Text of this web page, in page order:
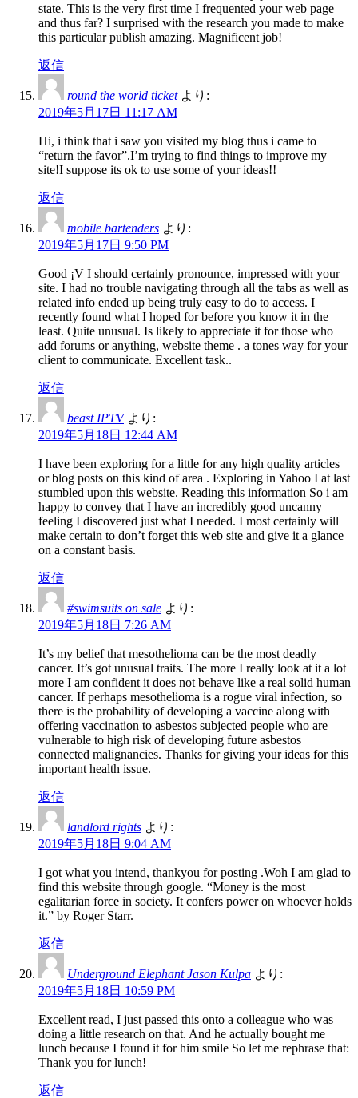
state. This is the very first time I frequented your web page
and thus far? I surprised with the research you made to make
this particular publish amazing. Magnificent job!
返信
round the world ticket より:
2019年5月17日 11:17 AM
Hi, i think that i saw you visited my blog thus i came to
“return the favor”.I’m trying to find things to improve my
site!I suppose its ok to use some of your ideas!!
返信
mobile bartenders より:
2019年5月17日 9:50 PM
Good ¡V I should certainly pronounce, impressed with your
site. I had no trouble navigating through all the tabs as well as
related info ended up being truly easy to do to access. I
recently found what I hoped for before you know it in the
least. Quite unusual. Is likely to appreciate it for those who
add forums or anything, website theme . a tones way for your
client to communicate. Excellent task..
返信
beast IPTV より:
2019年5月18日 12:44 AM
I have been exploring for a little for any high quality articles
or blog posts on this kind of area . Exploring in Yahoo I at last
stumbled upon this website. Reading this information So i am
happy to convey that I have an incredibly good uncanny
feeling I discovered just what I needed. I most certainly will
make certain to don’t forget this web site and give it a glance
on a constant basis.
返信
#swimsuits on sale より:
2019年5月18日 7:26 AM
It’s my belief that mesothelioma can be the most deadly
cancer. It’s got unusual traits. The more I really look at it a lot
more I am confident it does not behave like a real solid human
cancer. If perhaps mesothelioma is a rogue viral infection, so
there is the probability of developing a vaccine along with
offering vaccination to asbestos subjected people who are
vulnerable to high risk of developing future asbestos
connected malignancies. Thanks for giving your ideas for this
important health issue.
返信
landlord rights より:
2019年5月18日 9:04 AM
I got what you intend, thankyou for posting .Woh I am glad to
find this website through google. “Money is the most
egalitarian force in society. It confers power on whoever holds
it.” by Roger Starr.
返信
Underground Elephant Jason Kulpa より:
2019年5月18日 10:59 PM
Excellent read, I just passed this onto a colleague who was
doing a little research on that. And he actually bought me
lunch because I found it for him smile So let me rephrase that:
Thank you for lunch!
返信